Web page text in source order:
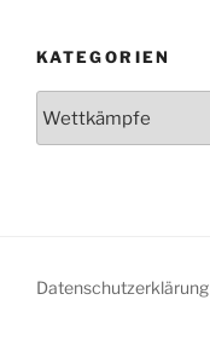
KATEGORIEN
Datenschutzerklärung